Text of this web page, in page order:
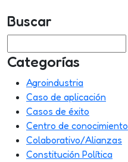
Buscar
Categorías
Agroindustria
Caso de aplicación
Casos de éxito
Centro de conocimiento
Colaborativo/Alianzas
Constitución Política